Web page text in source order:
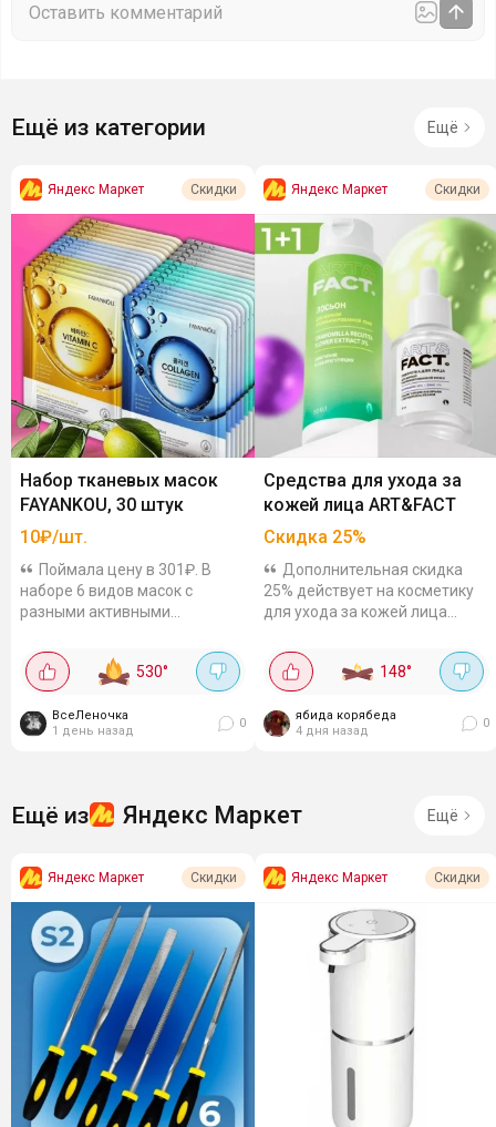
Ещё из категории Ещё
Яндекс Маркет Скидки
Набор тканевых масок
FAYANKOU, 30 штук
10₽/шт.
Поймала цену в 301₽. В
наборе 6 видов масок с
разными активными
любого типа кож - с
витамином С для тонуса и
сияния- с коллагеном для...
530°
ВсеЛеночка
1 день назад
0
Яндекс Маркет Скидки
Средства для ухода за
кожей лица ART&FACT
Скидка 25%
Дополнительная скидка
25% действует на косметику
для ухода за кожей лица
ухода за всеми типами кожи.
Так очищающий набор от акне
c кислотами,...
148°
ябида корябеда
4 дня назад
0
Ещё из Яндекс Маркет Ещё
Яндекс Маркет Скидки Яндекс Маркет Скидки